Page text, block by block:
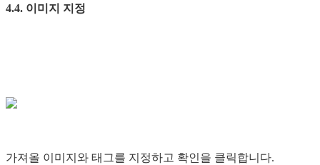
4.4. 이미지 지정
가져올 이미지와 태그를 지정하고 확인을 클릭합니다.